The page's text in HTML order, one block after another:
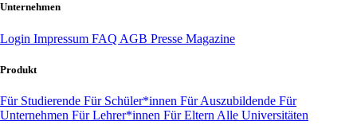
Unternehmen
Login Impressum FAQ AGB Presse Magazine
Produkt
Für Studierende Für Schüler*innen Für Auszubildende Für
Unternehmen Für Lehrer*innen Für Eltern Alle Universitäten